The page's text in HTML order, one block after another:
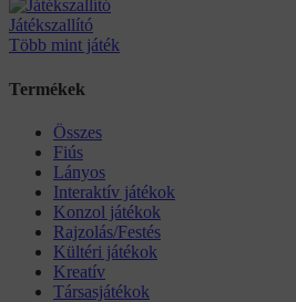
Játékszallító
Több mint játék
Termékek
Összes
Fiús
Lányos
Interaktív játékok
Konzol játékok
Rajzolás/Festés
Kültéri játékok
Kreatív
Társasjátékok